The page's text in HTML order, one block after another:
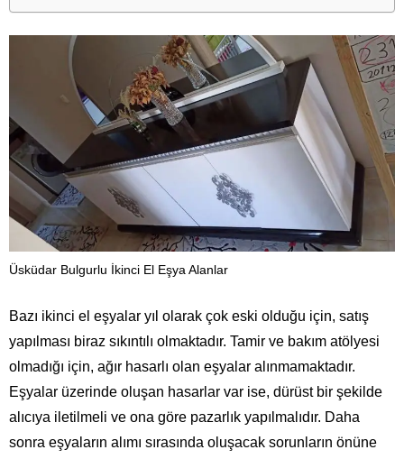
Üsküdar Bulgurlu İkinci El Eşya Alanlar
Bazı ikinci el eşyalar yıl olarak çok eski olduğu için, satış
yapılması biraz sıkıntılı olmaktadır. Tamir ve bakım atölyesi
olmadığı için, ağır hasarlı olan eşyalar alınmamaktadır.
Eşyalar üzerinde oluşan hasarlar var ise, dürüst bir şekilde
alıcıya iletilmeli ve ona göre pazarlık yapılmalıdır. Daha
sonra eşyaların alımı sırasında oluşacak sorunların önüne